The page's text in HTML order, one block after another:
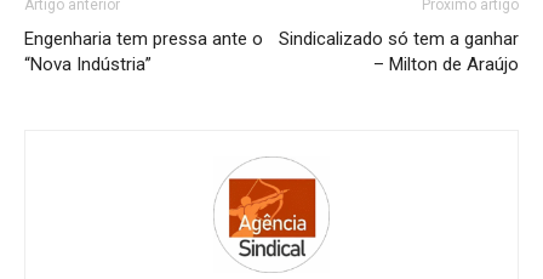
Artigo anterior
Engenharia tem pressa ante o
“Nova Indústria”
Próximo artigo
Sindicalizado só tem a ganhar
– Milton de Araújo